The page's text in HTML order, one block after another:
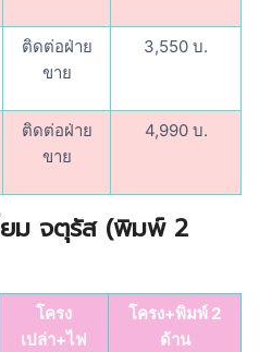
ติดต่อฝ่าย
ขาย
3,550 บ.
ติดต่อฝ่าย
ขาย
4,990 บ.
ยม จตุรัส (พิมพ์ 2
โครง
เปล่า+ไฟ
โครง+พิมพ์ 2
ด้าน